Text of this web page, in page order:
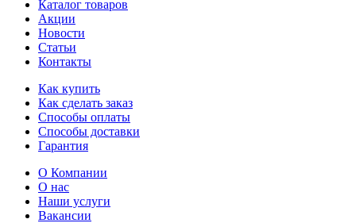
Каталог товаров
Акции
Новости
Статьи
Контакты
Как купить
Как сделать заказ
Способы оплаты
Способы доставки
Гарантия
О Компании
О нас
Наши услуги
Вакансии